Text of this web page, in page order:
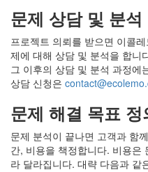
문제 상담 및 분석
프로젝트 의뢰를 받으면 이콜
제에 대해 상담 및 분석을 합니
그 이후의 상담 및 분석 과정에
상담 신청은
문제 해결 목표 정
문제 분석이 끝나면 고객과 함
간, 비용을 책정합니다. 비용은
라 달라집니다. 대략 다음과 같